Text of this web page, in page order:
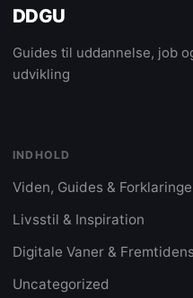
DDGU
Guides til uddannelse, job
udvikling
INDHOLD
Viden, Guides &
Livsstil & Inspiration
Digitale Vaner &
Uncategorized